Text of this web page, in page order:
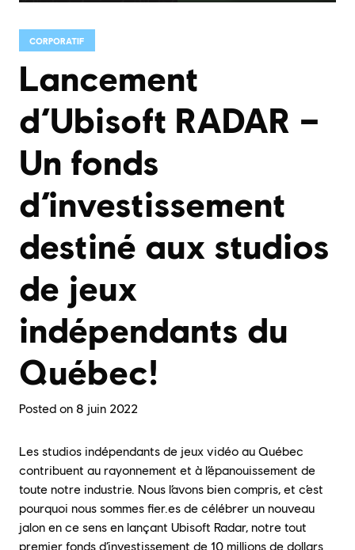
CORPORATIF
Lancement
d’Ubisoft RADAR –
Un fonds
d’investissement
destiné aux studios
de jeux
indépendants du
Québec!
Posted on 8 juin 2022
Les studios indépendants de jeux vidéo au Québec
contribuent au rayonnement et à l’épanouissement de
toute notre industrie. Nous l’avons bien compris, et c’est
pourquoi nous sommes fier.es de célébrer un nouveau
jalon en ce sens en lançant Ubisoft Radar, notre tout
premier fonds d’investissement de 10 millions de dollars